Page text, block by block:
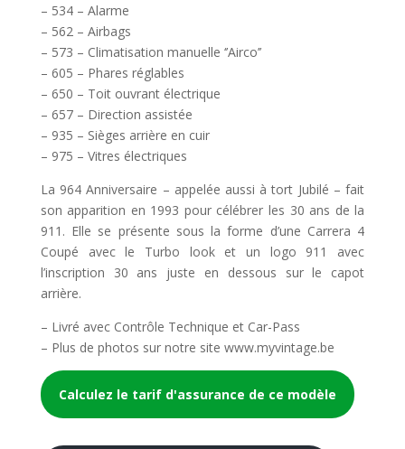
– 534 – Alarme
– 562 – Airbags
– 573 – Climatisation manuelle ‘’Airco’’
– 605 – Phares réglables
– 650 – Toit ouvrant électrique
– 657 – Direction assistée
– 935 – Sièges arrière en cuir
– 975 – Vitres électriques
La 964 Anniversaire – appelée aussi à tort Jubilé – fait
son apparition en 1993 pour célébrer les 30 ans de la
911. Elle se présente sous la forme d’une Carrera 4
Coupé avec le Turbo look et un logo 911 avec
l’inscription 30 ans juste en dessous sur le capot
arrière.
– Livré avec Contrôle Technique et Car-Pass
– Plus de photos sur notre site www.myvintage.be
Calculez le tarif d'assurance de ce modèle